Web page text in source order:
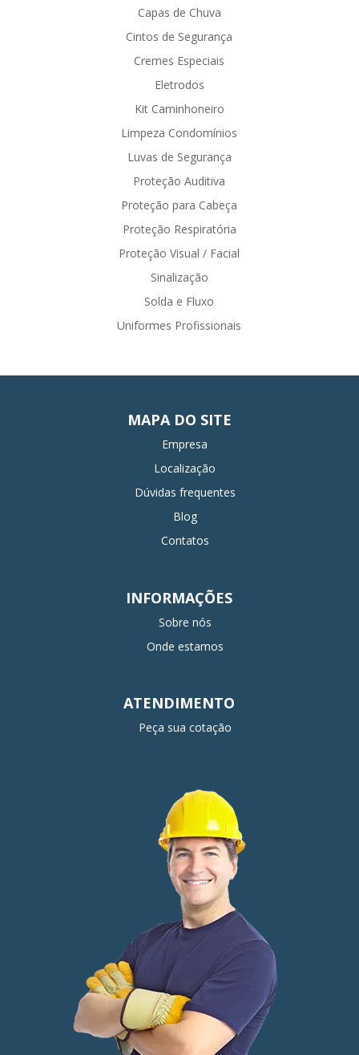
Capas de Chuva
Cintos de Segurança
Cremes Especiais
Eletrodos
Kit Caminhoneiro
Limpeza Condomínios
Luvas de Segurança
Proteção Auditiva
Proteção para Cabeça
Proteção Respiratória
Proteção Visual / Facial
Sinalização
Solda e Fluxo
Uniformes Profissionais
MAPA DO SITE
Empresa
Localização
Dúvidas frequentes
Blog
Contatos
INFORMAÇÕES
Sobre nós
Onde estamos
ATENDIMENTO
Peça sua cotação